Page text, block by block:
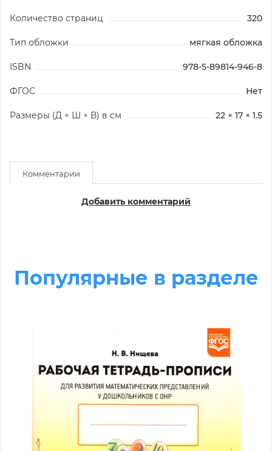
Количество страниц 320
Тип обложки мягкая обложка
ISBN 978-5-89814-946-8
ФГОС Нет
Размеры (Д × Ш × В) в см 22 × 17 × 1.5
Комментарии
Добавить комментарий
Популярные в разделе